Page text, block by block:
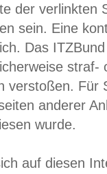
der verlinkten
sein. Eine
Das
straf-
verstoßen. Für
anderer
wurde.
auf diesen